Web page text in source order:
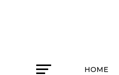
HOME